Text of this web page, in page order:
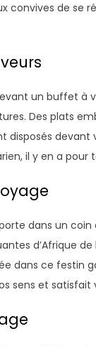
convives de se
un buffet à
Des plats
disposés
il y en a pour
dans un
d’Afrique
dans ce festin
sens et satisfait